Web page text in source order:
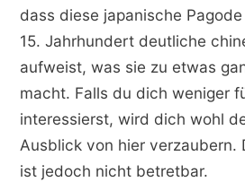
dass diese japanische
15. Jahrhundert deutliche
aufweist, was sie zu etwas
macht. Falls du dich weniger
interessierst, wird dich wohl
Ausblick von hier verzaubern.
ist jedoch nicht betretbar.